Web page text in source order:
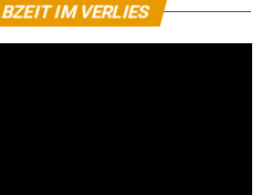
IM VERLIES